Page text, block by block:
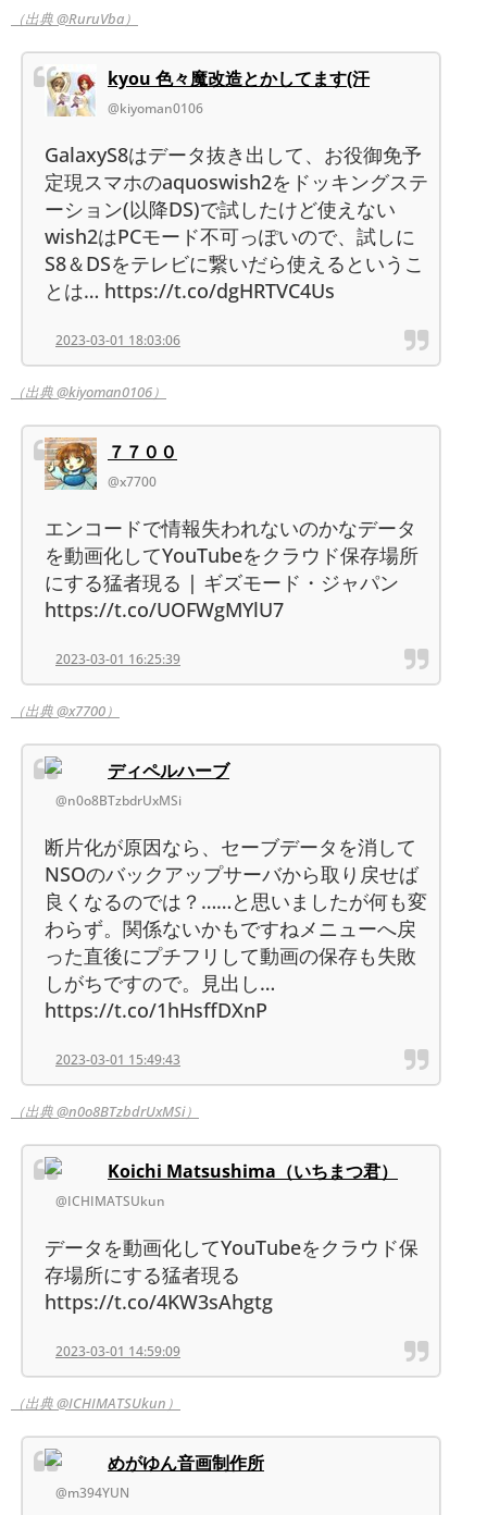
（出典 @RuruVba）
kyou 色々魔改造とかしてます(汗
@kiyoman0106
GalaxyS8はデータ抜き出して、お役御免予
定現スマホのaquoswish2をドッキングステ
ーション(以降DS)で試したけど使えない
wish2はPCモード不可っぽいので、試しに
S8＆DSをテレビに繋いだら使えるというこ
とは… https://t.co/dgHRTVC4Us
2023-03-01 18:03:06
（出典 @kiyoman0106）
７７００
@x7700
エンコードで情報失われないのかなデータ
を動画化してYouTubeをクラウド保存場所
にする猛者現る | ギズモード・ジャパン
https://t.co/UOFWgMYlU7
2023-03-01 16:25:39
（出典 @x7700）
ディペルハーブ
@n0o8BTzbdrUxMSi
断片化が原因なら、セーブデータを消して
NSOのバックアップサーバから取り戻せば
良くなるのでは？……と思いましたが何も変
わらず。関係ないかもですねメニューへ戻
った直後にプチフリして動画の保存も失敗
しがちですので。見出し…
https://t.co/1hHsffDXnP
2023-03-01 15:49:43
（出典 @n0o8BTzbdrUxMSi）
Koichi Matsushima（いちまつ君）
@ICHIMATSUkun
データを動画化してYouTubeをクラウド保
存場所にする猛者現る
https://t.co/4KW3sAhgtg
2023-03-01 14:59:09
（出典 @ICHIMATSUkun）
めがゆん音画制作所
@m394YUN